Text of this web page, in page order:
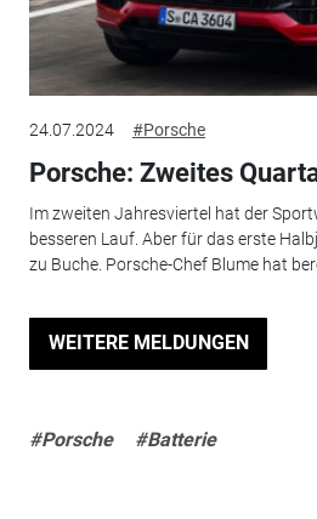
24.07.2024 #Porsche
Porsche: Zweites
Im zweiten Jahresviertel hat der
besseren Lauf. Aber für das erste
zu Buche. Porsche-Chef Blume hat
WEITERE MELDUNGEN
#Porsche #Batterie